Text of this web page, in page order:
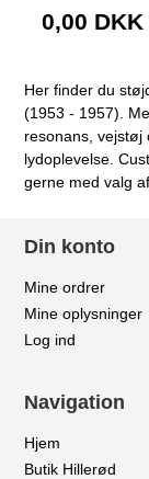
0,00 DKK
Her finder du
(1953 - 1957).
resonans, vejstøj
lydoplevelse.
gerne med valg
Din konto
Mine ordrer
Mine oplysninger
Log ind
Navigation
Hjem
Butik Hillerød